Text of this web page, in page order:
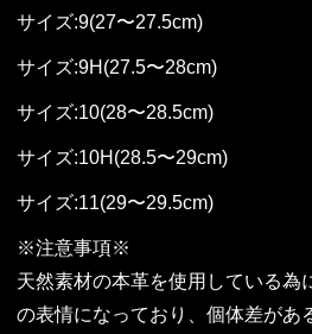
サイズ:9(27〜27.5cm)
サイズ:9H(27.5〜28cm)
サイズ:10(28〜28.5cm)
サイズ:10H(28.5〜29cm)
サイズ:11(29〜29.5cm)
※注意事項※
天然素材の本革を使用している為
の表情になっており、個体差があ